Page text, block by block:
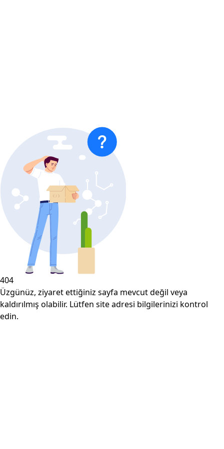
404
Üzgünüz, ziyaret ettiğiniz sayfa mevcut değil veya
kaldırılmış olabilir. Lütfen site adresi bilgilerinizi kontrol
edin.